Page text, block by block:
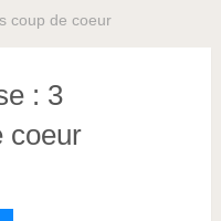
coup de coeur
: 3
coeur